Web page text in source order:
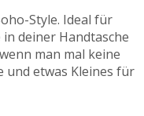
Style. Ideal für
deiner Handtasche
man mal keine
und etwas Kleines für